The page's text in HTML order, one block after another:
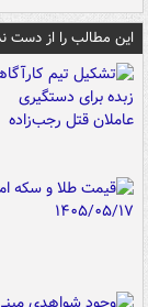
این مطالب را از دست